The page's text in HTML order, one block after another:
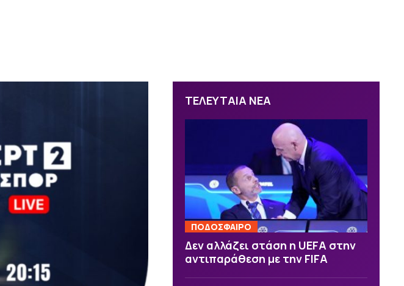
ΤΕΛΕΥΤΑΙΑ ΝΕΑ
ΠΟΔΟΣΦΑΙΡΟ
Δεν αλλάζει στάση η UEFA στην
αντιπαράθεση με την FIFA